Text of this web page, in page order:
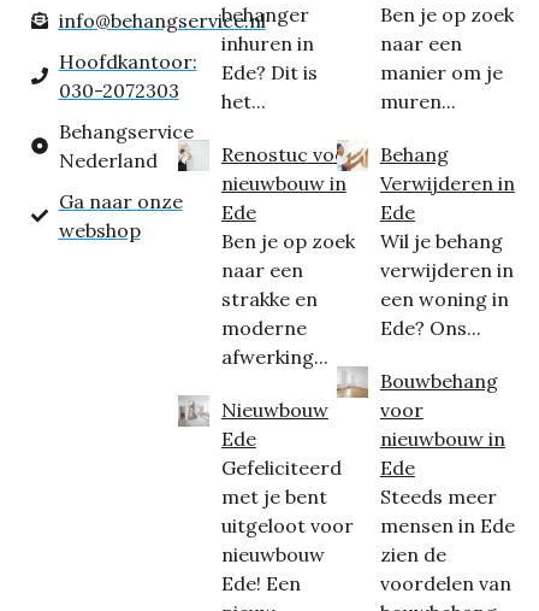
info@behangservice.nl
Hoofdkantoor:
030-2072303
Behangservice
Nederland
Ga naar onze
webshop
behanger
inhuren in
Ede? Dit is
het...
Renostuc voor
nieuwbouw in
Ede
Ben je op zoek
naar een
strakke en
moderne
afwerking...
Nieuwbouw
Ede
Gefeliciteerd
met je bent
uitgeloot voor
nieuwbouw
Ede! Een
Ben je op zoek
naar een
manier om je
muren...
Behang
Verwijderen in
Ede
Wil je behang
verwijderen in
een woning in
Ede? Ons...
Bouwbehang
voor
nieuwbouw in
Ede
Steeds meer
mensen in Ede
zien de
voordelen van